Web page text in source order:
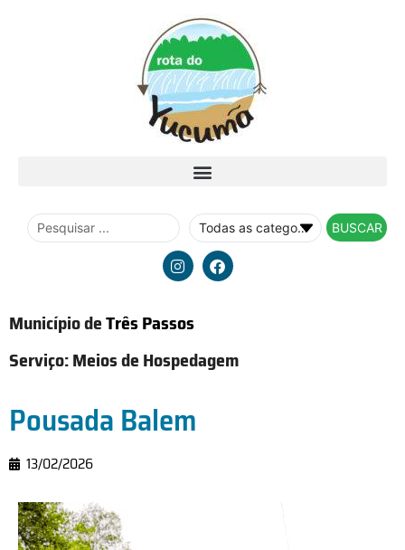
BUSCAR
Município deTrês Passos
Serviço:Meios de Hospedagem
Pousada Balem
13/02/2026